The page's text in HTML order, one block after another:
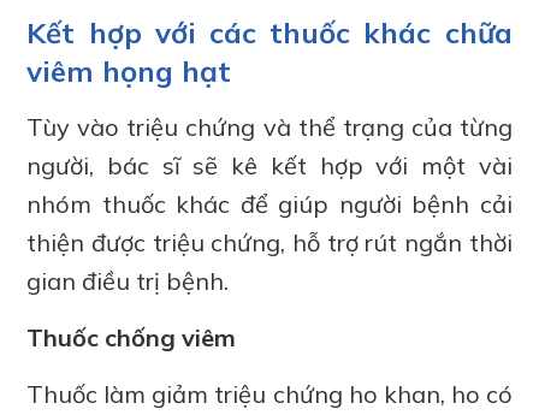
Kết hợp với các thuốc khác chữa
viêm họng hạt
Tùy vào triệu chứng và thể trạng của từng
người, bác sĩ sẽ kê kết hợp với một vài
nhóm thuốc khác để giúp người bệnh cải
thiện được triệu chứng, hỗ trợ rút ngắn thời
gian điều trị bệnh.
Thuốc chống viêm
Thuốc làm giảm triệu chứng ho khan, ho có